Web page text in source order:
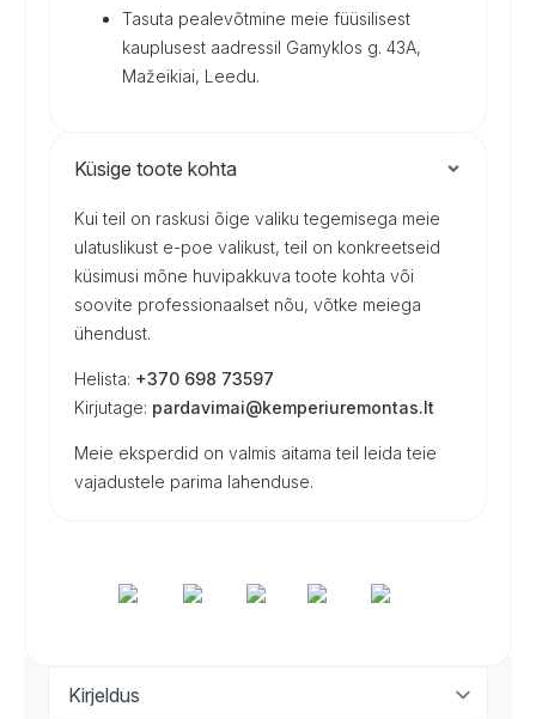
Tasuta pealevõtmine meie füüsilisest
kauplusest aadressil Gamyklos g. 43A,
Mažeikiai, Leedu.
Küsige toote kohta
Kui teil on raskusi õige valiku tegemisega meie
ulatuslikust e-poe valikust, teil on konkreetseid
küsimusi mõne huvipakkuva toote kohta või
soovite professionaalset nõu, võtke meiega
ühendust.
Helista: +370 698 73597
Kirjutage: pardavimai@kemperiuremontas.lt
Meie eksperdid on valmis aitama teil leida teie
vajadustele parima lahenduse.